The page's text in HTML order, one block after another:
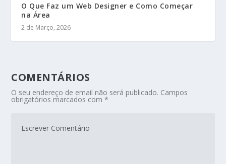
O Que Faz um Web Designer e Como Começar
na Área
2 de Março, 2026
COMENTÁRIOS
O seu endereço de email não será publicado. Campos
obrigatórios marcados com*